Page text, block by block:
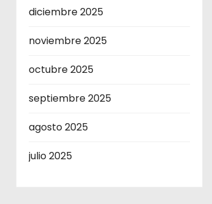
diciembre 2025
noviembre 2025
octubre 2025
septiembre 2025
agosto 2025
julio 2025